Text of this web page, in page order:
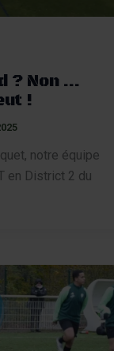
? Non …
!
notre équipe
en District 2 du